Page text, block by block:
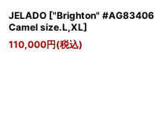
JELADO ["Brighton" #AG83406
Camel size.L,XL]
110,000円(税込)